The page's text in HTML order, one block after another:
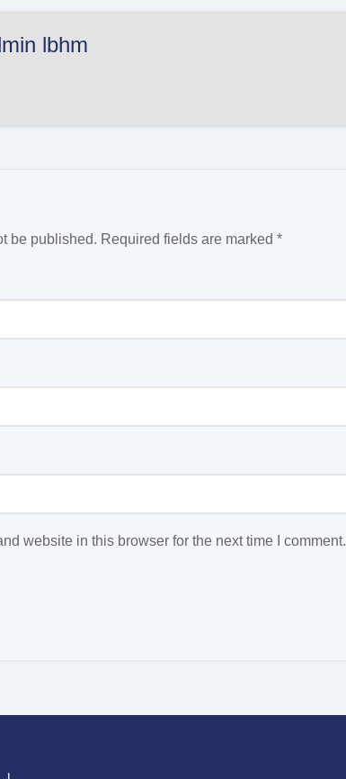
lbhm
be published. Required fields are marked *
website in this browser for the next time I comment.